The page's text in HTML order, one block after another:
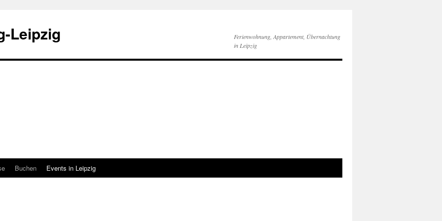
Leipzig
Ferienwohnung, Appartement, Übernachtung
in Leipzig
Buchen Events in Leipzig